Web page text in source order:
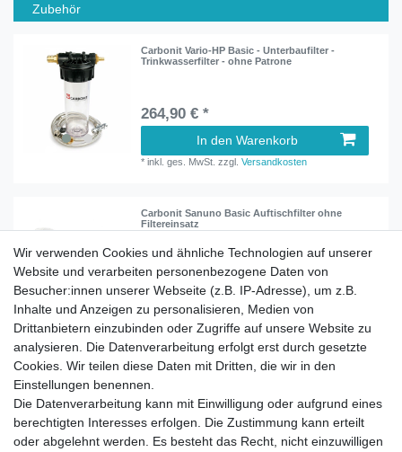
Zubehör
Carbonit Vario-HP Basic - Unterbaufilter -
Trinkwasserfilter - ohne Patrone
264,90 € *
In den Warenkorb
*inkl. ges. MwSt. zzgl.Versandkosten
Carbonit Sanuno Basic Auftischfilter ohne
Filtereinsatz
119,90 € *
In den Warenkorb
*inkl. ges. MwSt.zzgl. Versandkosten
Impressum Daten­schutz­erklärung AGB
Wir verwenden Cookies und ähnliche Technologien auf unserer
Website und verarbeiten personenbezogene Daten von
Besucher:innen unserer Webseite (z.B. IP-Adresse), um z.B.
Inhalte und Anzeigen zu personalisieren, Medien von
Drittanbietern einzubinden oder Zugriffe auf unsere Website zu
analysieren. Die Datenverarbeitung erfolgt erst durch gesetzte
Cookies. Wir teilen diese Daten mit Dritten, die wir in den
Einstellungen benennen.
Die Datenverarbeitung kann mit Einwilligung oder aufgrund eines
berechtigten Interesses erfolgen. Die Zustimmung kann erteilt
oder abgelehnt werden. Es besteht das Recht, nicht einzuwilligen